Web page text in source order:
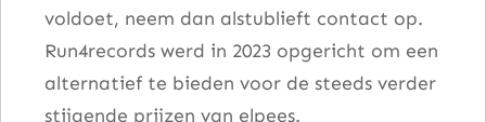
voldoet, neem dan alstublieft contact op.
Run4records werd in 2023 opgericht om een
alternatief te bieden voor de steeds verder
stijgende prijzen van elpees.